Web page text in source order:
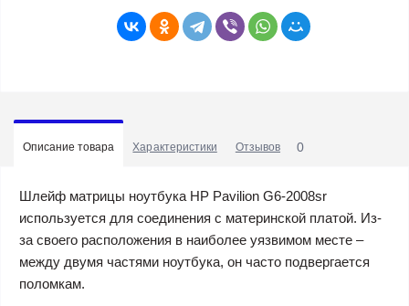
Описание товара Характеристики Отзывов 0
Шлейф матрицы ноутбука HP Pavilion G6-2008sr
используется для соединения с материнской платой. Из-
за своего расположения в наиболее уязвимом месте –
между двумя частями ноутбука, он часто подвергается
поломкам.